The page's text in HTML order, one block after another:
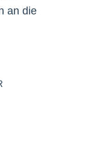
an die